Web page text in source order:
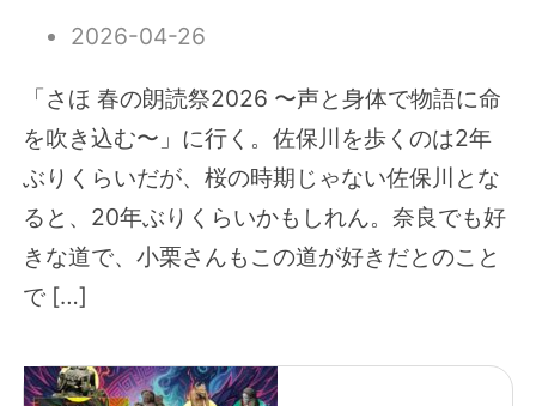
2026-04-26
「さほ 春の朗読祭2026 〜声と身体で物語に命
を吹き込む〜」に行く。佐保川を歩くのは2年
ぶりくらいだが、桜の時期じゃない佐保川とな
ると、20年ぶりくらいかもしれん。奈良でも好
きな道で、小栗さんもこの道が好きだとのこと
で […]